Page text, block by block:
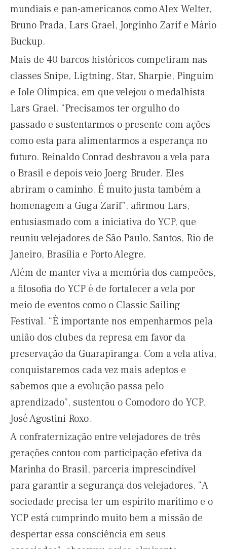
mundiais e pan-americanos como Alex Welter,
Bruno Prada, Lars Grael, Jorginho Zarif e Mário
Buckup.
Mais de 40 barcos históricos competiram nas
classes Snipe, Ligtning, Star, Sharpie, Pinguim
e Iole Olímpica, em que velejou o medalhista
Lars Grael. “Precisamos ter orgulho do
passado e sustentarmos o presente com ações
como esta para alimentarmos a esperança no
futuro. Reinaldo Conrad desbravou a vela para
o Brasil e depois veio Joerg Bruder. Eles
abriram o caminho. É muito justa também a
homenagem a Guga Zarif”, afirmou Lars,
entusiasmado com a iniciativa do YCP, que
reuniu velejadores de São Paulo, Santos, Rio de
Janeiro, Brasília e Porto Alegre.
Além de manter viva a memória dos campeões,
a filosofia do YCP é de fortalecer a vela por
meio de eventos como o Classic Sailing
Festival. “É importante nos empenharmos pela
união dos clubes da represa em favor da
preservação da Guarapiranga. Com a vela ativa,
conquistaremos cada vez mais adeptos e
sabemos que a evolução passa pelo
aprendizado”, sustentou o Comodoro do YCP,
José Agostini Roxo.
A confraternização entre velejadores de três
gerações contou com participação efetiva da
Marinha do Brasil, parceria imprescindível
para garantir a segurança dos velejadores. “A
sociedade precisa ter um espírito marítimo e o
YCP está cumprindo muito bem a missão de
despertar essa consciência em seus